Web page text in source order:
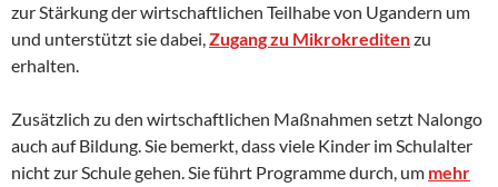
zur Stärkung der wirtschaftlichen Teilhabe von Ugandern um
und unterstützt sie dabei,Zugang zu Mikrokreditenzu
erhalten.
Zusätzlich zu den wirtschaftlichen Maßnahmen setzt Nalongo
auch auf Bildung. Sie bemerkt, dass viele Kinder im Schulalter
nicht zur Schule gehen. Sie führt Programme durch, um mehr